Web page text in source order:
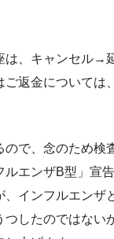
は、キャンセル→
返金については
ので、念のため検
ルエンザB型」宣
インフルエンザ
つしたのではない